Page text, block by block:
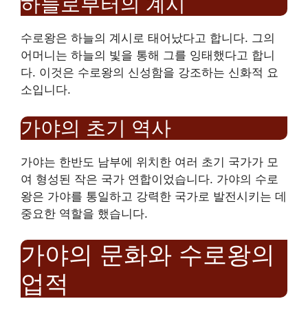
수로왕은 하늘의 계시로 태어났다고 합니다. 그의
어머니는 하늘의 빛을 통해 그를 잉태했다고 합니
다. 이것은 수로왕의 신성함을 강조하는 신화적 요
소입니다.
가야의 초기 역사
가야는 한반도 남부에 위치한 여러 초기 국가가 모
여 형성된 작은 국가 연합이었습니다. 가야의 수로
왕은 가야를 통일하고 강력한 국가로 발전시키는 데
중요한 역할을 했습니다.
가야의 문화와 수로왕의
업적